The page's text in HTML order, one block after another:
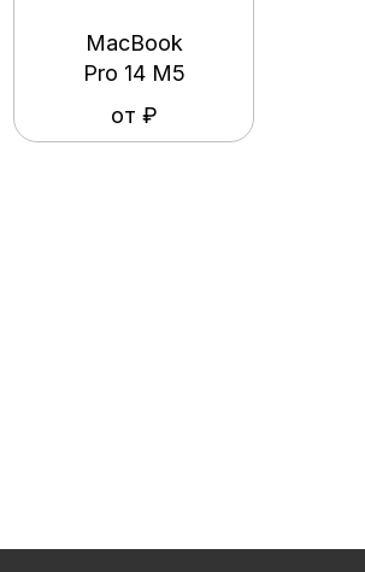
от ₽
MacBook
Pro 14 M5